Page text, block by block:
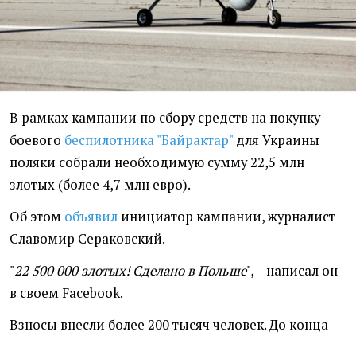
В рамках кампании по сбору средств на покупку
боевого беспилотника "Байрактар" для Украины
поляки собрали необходимую сумму 22,5 млн
злотых (более 4,7 млн евро).
Об этом объявил инициатор кампании, журналист
Славомир Сераковский.
"22 500 000 злотых! Сделано в Польше", – написал он
в своем Facebook.
Взносы внесли более 200 тысяч человек. До конца